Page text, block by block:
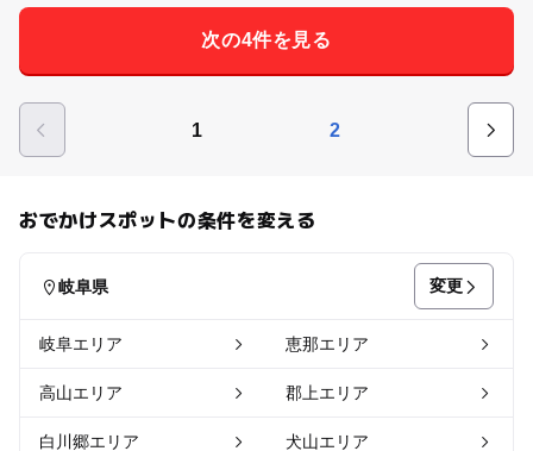
次の4件を見る
1 2
おでかけスポットの条件を変える
岐阜県 変更
岐阜エリア 恵那エリア
高山エリア 郡上エリア
白川郷エリア 犬山エリア